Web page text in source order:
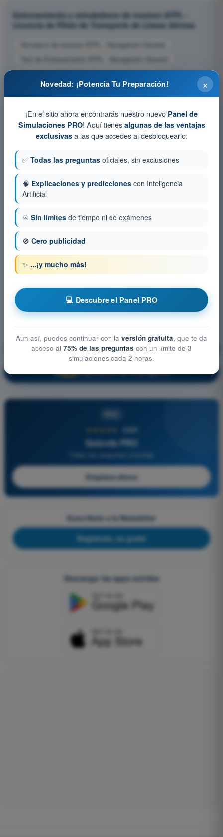
Entrenamiento y simuladores de examen ATPL -
Licencia de Piloto de Transporte de Líneas Aéreas
Simulacro de examen ATPL - Navegación General
Test de Entrenamiento ATPL - Navegación General
Examen en PDF ATPL - Navegación General
Navegación General ¡Entrenamiento!
🔒 Explicación de la pregunta
4,6/5
Quizvds PRO
Empieza ahora
Suscríbete a la Newsletter
Regístrate, es gratis
Descargar las apps móviles
×
Novedad: ¡Potencia Tu Preparación!
¡En el sitio ahora encontrarás nuestro nuevo Panel de
Simulaciones PRO! Aquí tienes algunas de las ventajas
exclusivasa las que accedes al desbloquearlo:
✅ Todas las preguntas oficiales, sin exclusiones
🧠 Explicaciones y predicciones con Inteligencia
Artificial
♾️ Sin límites de tiempo ni de exámenes
🚫 Cero publicidad
✨ ...¡y mucho más!
💻 Descubre el Panel PRO
Aun así, puedes continuar con la versión gratuita, que te da
acceso al 75% de las preguntas con un límite de 3
simulaciones cada 2 horas.